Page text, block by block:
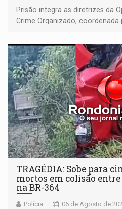
Prisão integra as diretrizes da
Crime Organizado, coordenada
TRAGÉDIA: Sobe para
mortos em colisão
na BR-364
Polícia 06 de Agosto de